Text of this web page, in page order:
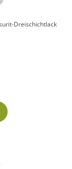
Dreischichtlack